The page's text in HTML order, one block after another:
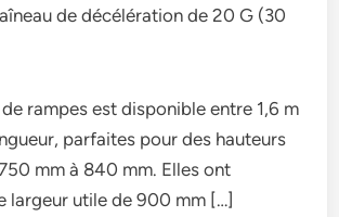
de décélération de 20 G (30
rampes est disponible entre 1,6 m
parfaites pour des hauteurs
mm à 840 mm. Elles ont
largeur utile de 900 mm […]